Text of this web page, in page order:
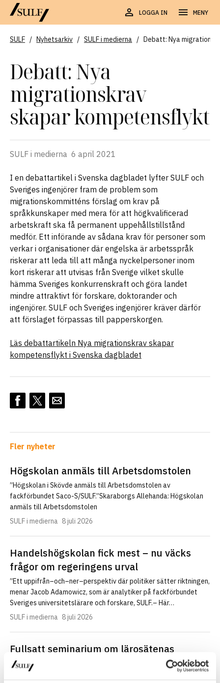
LOGGA IN MENY
SULF / Nyhetsarkiv / SULF i medierna / Debatt: Nya
Debatt: Nya
migrationskrav
skapar kompetensflykt
SULF i medierna 6 april 2021
I en debattartikel i Svenska dagbladet lyfter SULF och
Sveriges ingenjörer fram de problem som
migrationskommitténs förslag om krav på
språkkunskaper med mera för att högkvalificerad
arbetskraft ska få permanent uppehållstillstånd
medför. Ett införande av sådana krav för personer som
verkar i organisationer där engelska är arbetsspråk
riskerar att leda till att många nyckelpersoner inom
kort riskerar att utvisas från Sverige vilket skulle
hämma Sveriges konkurrenskraft och göra landet
mindre attraktivt för forskare, doktorander och
ingenjörer. SULF och Sveriges ingenjörer kräver därför
att förslaget förpassas till papperskorgen.
Läs debattartikeln Nya migrationskrav skapar
kompetensflykt i Svenska dagbladet
Fler nyheter
Högskolan anmäls till Arbetsdomstolen
”Högskolan i Skövde anmäls till Arbetsdomstolen av
fackförbundet Saco-S/SULF.”Skaraborgs Allehanda: Högskolan
anmäls till Arbetsdomstolen
SULF i medierna 8 juli 2026
Handelshögskolan fick mest – nu väcks
frågor om regeringens urval
”Ett uppifrån–och–ner–perspektiv där politiker sätter riktningen,
menar Jacob Adamowicz, som är analytiker på fackförbundet
Sveriges universitetslärare och forskare, SULF.– Här…
SULF i medierna 8 juli 2026
Fullsatt seminarium om lärosätenas
organisationsform